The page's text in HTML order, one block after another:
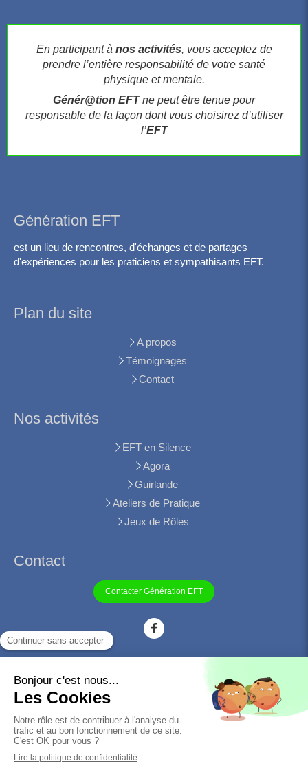
En participant à nos activités, vous acceptez de
prendre l’entière responsabilité de votre santé
physique et mentale.
Génér@tion EFTne peut être tenue pour
responsable de la façon dont vous choisirez d’utiliser
l’EFT
Génération EFT
est un lieu de rencontres, d'échanges et de partages
d'expériences pour les praticiens et sympathisants EFT.
Plan du site
A propos
Témoignages
Contact
Nos activités
EFT en Silence
Agora
Guirlande
Ateliers de Pratique
Jeux de Rôles
Contact
Contacter Génération EFT
©2021 Génération EFT - Association francophone pour la
promotion de l'EFT
Mentions légales